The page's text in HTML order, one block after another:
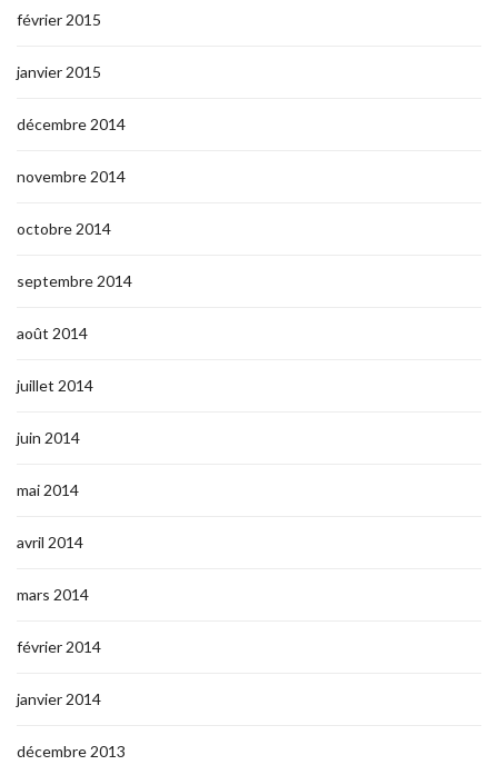
février 2015
janvier 2015
décembre 2014
novembre 2014
octobre 2014
septembre 2014
août 2014
juillet 2014
juin 2014
mai 2014
avril 2014
mars 2014
février 2014
janvier 2014
décembre 2013